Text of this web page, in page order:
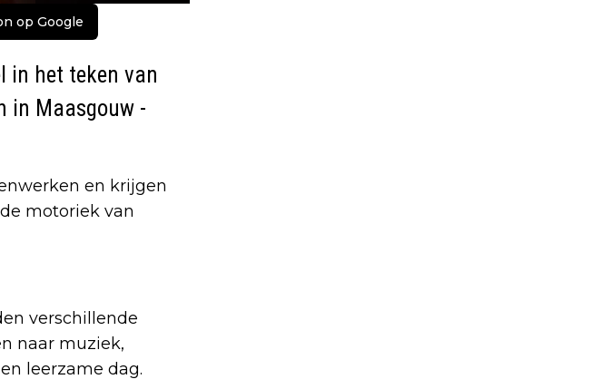
op Google
in het teken van
in Maasgouw -
en krijgen
motoriek van
verschillende
naar muziek,
leerzame dag.